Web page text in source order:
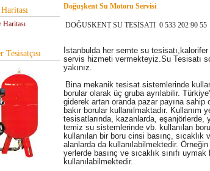
Haritası
Doğuşkent Su Motoru Servisi
DOĞUSKENT SU TESİSATI 0 533 202 90 55
İstanbulda her semte su
servis hizmeti vermekteyiz.Su Tesisatı
yakınız.
Bina mekanik tesisat sistemlerinde
borular olarak üç gruba ayrılabilir.
giderek artan oranda pazar payına
bakır borular kullanılmaktadır. Kullanım
tesisatlarında, kazanlarda, eşanjörlerde,
temiz su sistemlerinde vb. kullanılan
kullanılan bir boru cinsi basınç,
alanlarda da kullanılabilmektedir.
yerlerde basınç ve sıcaklık sınıfı
kullanılabilmektedir.